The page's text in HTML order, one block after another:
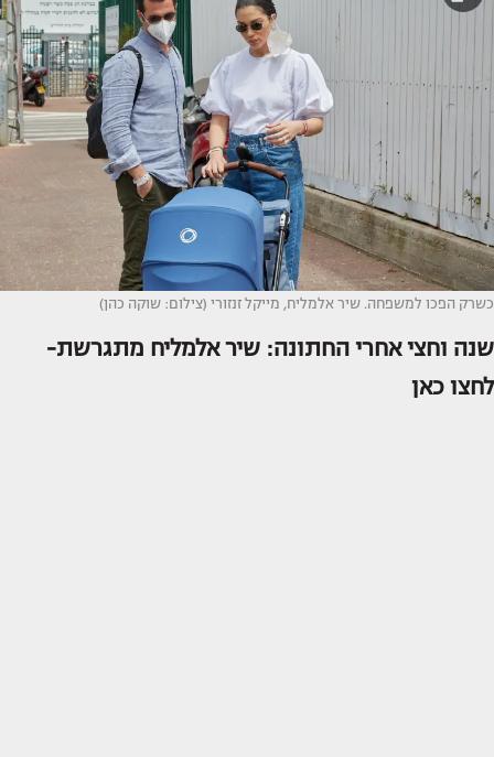
כשרק הפכו למשפחה. שיר אלמליח, מייקל זנזורי (צילום: שוקה כהן)
שנה וחצי אחרי החתונה: שיר אלמליח מתגרשת-
לחצו כאן